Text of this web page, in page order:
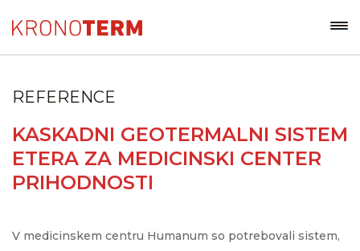
REFERENCE
KASKADNI GEOTERMALNI SISTEM
ETERA ZA MEDICINSKI CENTER
PRIHODNOSTI
V medicinskem centru Humanum so potrebovali sistem,